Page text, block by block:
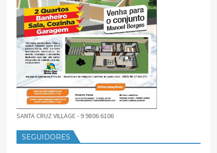
SANTA CRUZ VILLAGE - 9 9806 6106
SEGUIDORES